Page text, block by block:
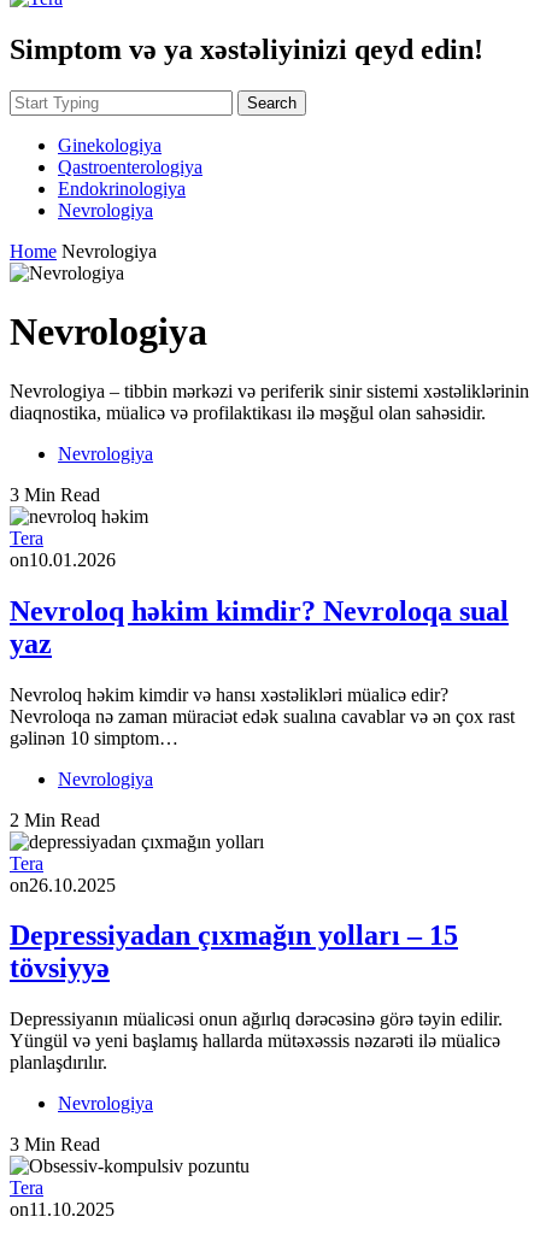
Simptom və ya xəstəliyinizi qeyd edin!
Search
Ginekologiya
Qastroenterologiya
Endokrinologiya
Nevrologiya
Home Nevrologiya
Nevrologiya
Nevrologiya – tibbin mərkəzi və periferik sinir sistemi xəstəliklərinin
diaqnostika, müalicə və profilaktikası ilə məşğul olan sahəsidir.
Nevrologiya
3 Min Read
Tera
on10.01.2026
Nevroloq həkim kimdir? Nevroloqa sual
yaz
Nevroloq həkim kimdir və hansı xəstəlikləri müalicə edir?
Nevroloqa nə zaman müraciət edək sualına cavablar və ən çox rast
gəlinən 10 simptom…
Nevrologiya
2 Min Read
Tera
on26.10.2025
Depressiyadan çıxmağın yolları – 15
tövsiyyə
Depressiyanın müalicəsi onun ağırlıq dərəcəsinə görə təyin edilir.
Yüngül və yeni başlamış hallarda mütəxəssis nəzarəti ilə müalicə
planlaşdırılır.
Nevrologiya
3 Min Read
Tera
on11.10.2025